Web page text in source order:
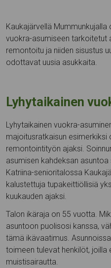
Kaukajärvellä
vuokra-asumiseen tarkoitetut
remontoitu ja niiden sisustus
odottavat uusia asukkaita.
Lyhytaikainen
Lyhytaikainen vuokra-
majoitusratkaisun esimerkiksi
remontointityön ajaksi.
asumisen kahdeksan
Katriina-senioritalossa
kalustettuja tupakeittiöllisiä
kuukauden ajaksi.
Talon ikäraja on 55 vuotta.
asuntoon puolisosi kanssa,
tämä ikävaatimus.
toimeen tulevat henkilöt, joilla
muistisairautta.